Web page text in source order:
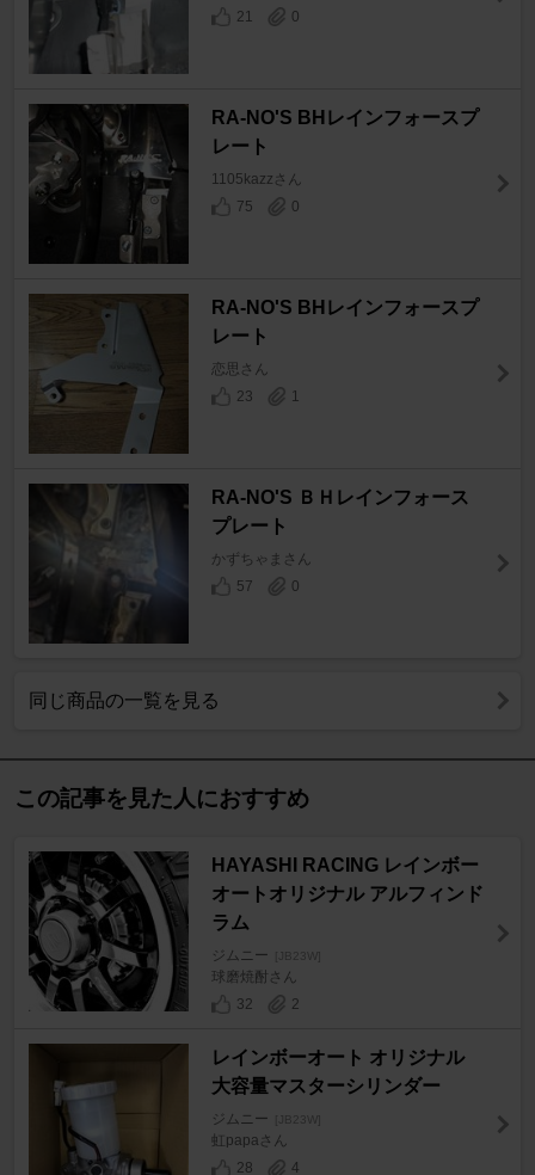
21
0
RA-NO'S BHレインフォースプ
レート
1105kazzさん
75
0
RA-NO'S BHレインフォースプ
レート
恋思さん
23
1
RA-NO'S ＢＨレインフォース
プレート
かずちゃまさん
57
0
同じ商品の一覧を見る
この記事を見た人におすすめ
HAYASHI RACING レインボー
オートオリジナル アルフィンド
ラム
ジムニー [JB23W]
球磨焼酎さん
32
2
レインボーオート オリジナル
大容量マスターシリンダー
ジムニー [JB23W]
虹papaさん
28
4